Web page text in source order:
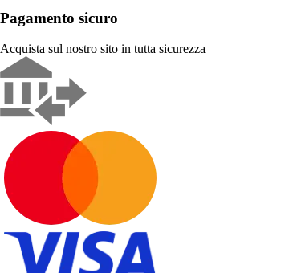
Pagamento sicuro
Acquista sul nostro sito in tutta sicurezza